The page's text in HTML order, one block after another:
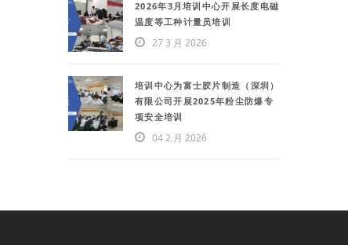
2026年3月培训中心开展长度电磁
温度等工种计量员培训
27 3 月 2026
培训中心为富士胶片制造（深圳）
有限公司开展2025年粉尘防爆专
项安全培训
04 2 月 2026